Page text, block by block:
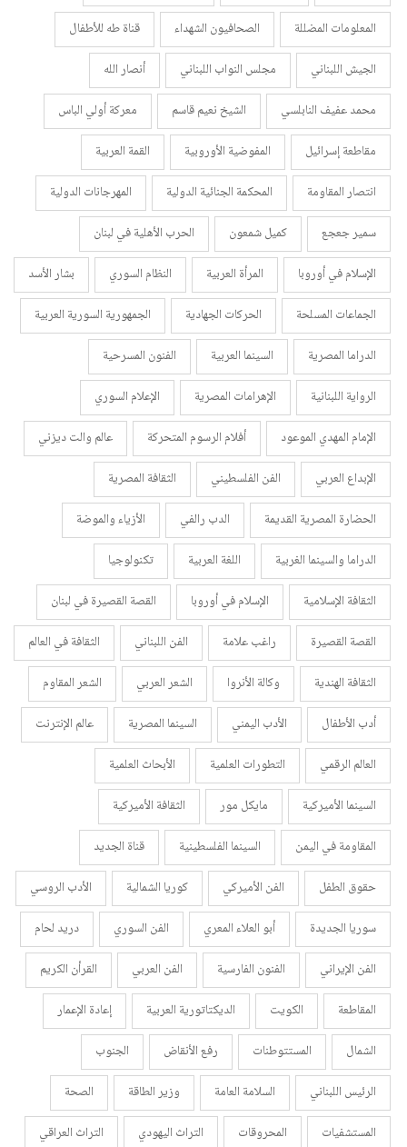
المعلومات المضللة
الصحافيون الشهداء
قناة طه للأطفال
الجيش اللبناني
مجلس النواب اللبناني
أنصار الله
محمد عفيف النابلسي
الشيخ نعيم قاسم
معركة أولي الباس
مقاطعة إسرائيل
المفوضية الأوروبية
القمة العربية
انتصار المقاومة
المحكمة الجنائية الدولية
المهرجانات الدولية
سمير جعجع
كميل شمعون
الحرب الأهلية في لبنان
الإسلام في أوروبا
المرأة العربية النظام السوري
بشار الأسد
الجماعات المسلحة
الحركات الجهادية
الجمهورية السورية العربية
الدراما المصرية
السينما العربية
الفنون المسرحية
الرواية اللبنانية
الإهرامات المصرية
الإعلام السوري
الإمام المهدي الموعود
أفلام الرسوم المتحركة
عالم والت ديزني
الإبداع العربي
الفن الفلسطيني
الثقافة المصرية
الحضارة المصرية القديمة
الدب رالفي
الأزياء والموضة
الدراما والسينما الغربية
اللغة العربية
تكنولوجيا
الثقافة الإسلامية
الإسلام في أوروبا
القصة القصيرة في لبنان
القصة القصيرة
راغب علامة الفن اللبناني
الثقافة في العالم
الثقافة الهندية
وكالة الأنروا الشعر العربي
الشعر المقاوم
أدب الأطفال
الأدب اليمني السينما المصرية
عالم الإنترنت
العالم الرقمي
التطورات العلمية
الأبحاث العلمية
السينما الأميركية
مايكل مور
الثقافة الأميركية
المقاومة في اليمن
السينما الفلسطينية
قناة الجديد
حقوق الطفل
الفن الأميركي كوريا الشمالية
الأدب الروسي
سوريا الجديدة
أبو العلاء المعري الفن السوري
دريد لحام
الفن الإيراني
الفنون الفارسية الفن العربي
القرأن الكريم
المقاطعة
الكويت الديكتاتورية العربية
إعادة الإعمار
الشمال
المستتوطنات رفع الأنقاض
الجنوب
الرئيس اللبناني
السلامة العامة وزير الطاقة
الصحة
المستشفيات
المحروقات التراث اليهودي التراث العراقي